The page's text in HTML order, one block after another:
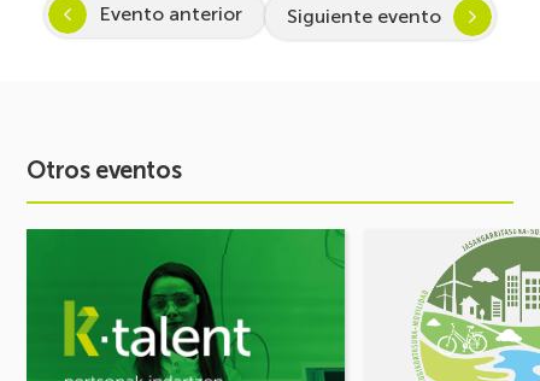
Evento anterior Siguiente evento
Otros eventos
STEAM
MOVILIDAD
¡Comparte